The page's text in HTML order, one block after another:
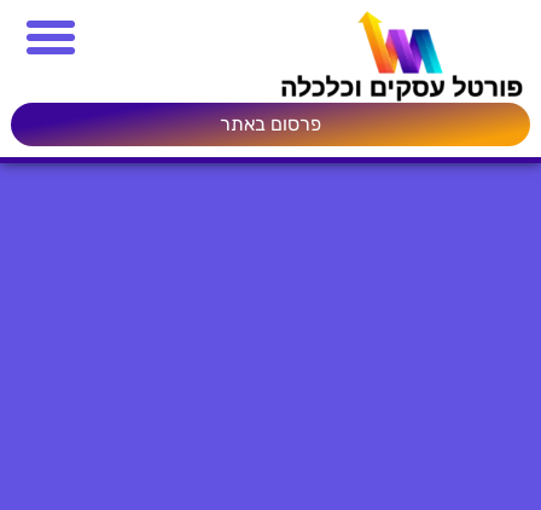
פרסום באתר